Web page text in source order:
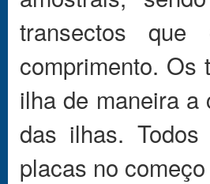
transectos
comprimento. Os
ilha de maneira a
das ilhas.
placas no